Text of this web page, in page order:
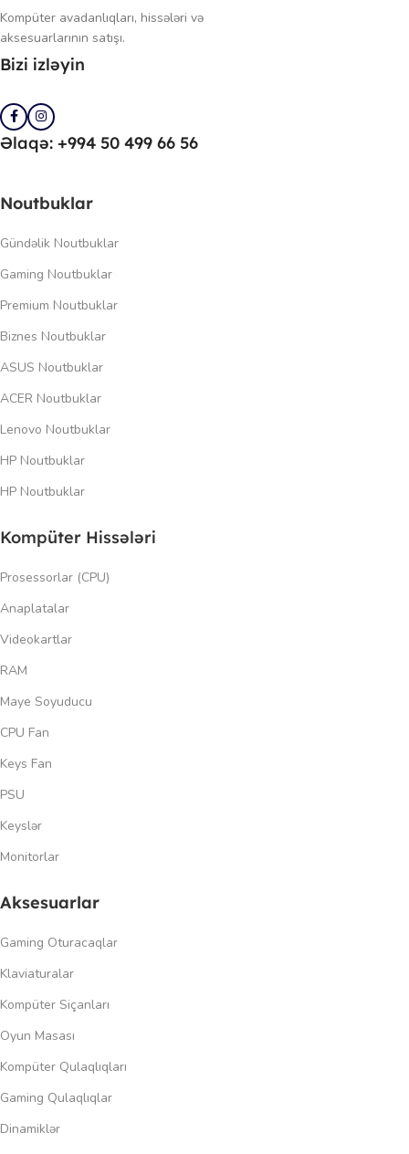
Kompüter avadanlıqları, hissələri və
aksesuarlarının satışı.
Bizi izləyin
Əlaqə: +994 50 499 66 56
Noutbuklar
Gündəlik Noutbuklar
Gaming Noutbuklar
Premium Noutbuklar
Biznes Noutbuklar
ASUS Noutbuklar
ACER Noutbuklar
Lenovo Noutbuklar
HP Noutbuklar
HP Noutbuklar
Kompüter Hissələri
Prosessorlar (CPU)
Anaplatalar
Videokartlar
RAM
Maye Soyuducu
CPU Fan
Keys Fan
PSU
Keyslər
Monitorlar
Aksesuarlar
Gaming Oturacaqlar
Klaviaturalar
Kompüter Siçanları
Oyun Masası
Kompüter Qulaqlıqları
Gaming Qulaqlıqlar
Dinamiklər